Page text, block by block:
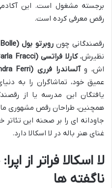
برجسته مشغول است. این
رقص معرفی کرده است.
رقصندگانی چونروبرتو بول (Roberto Bolle)
نظیرش،کارلا فراتسی (Carla Fracci)
اش، وآلساندرا فرری (Alessandra Ferri)
عمیق خود، تماشاگران را به
یافتگان این مدرسه یا از
همچنین، طراحان رقص مشهوری
جاودانه ای را بر صحنه این
غنای هنر باله در لا اسکالا دارد.
لا اسکالا فراتر از
ناگفته ها